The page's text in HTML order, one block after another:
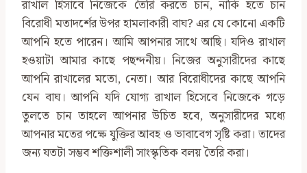
রাখাল হিসাবে নিজেকে তৈরি করতে চান, নাকি হতে চান
বিরোধী মতাদর্শের উপর হামলাকারী বাঘ? এর যে কোনো একটি
আপনি হতে পারেন। আমি আপনার সাথে আছি। যদিও রাখাল
হওয়াটা আমার কাছে পছন্দনীয়। নিজের অনুসারীদের কাছে
আপনি রাখালের মতো, নেতা। আর বিরোধীদের কাছে আপনি
যেন বাঘ। আপনি যদি যোগ‍্য রাখাল হিসেবে নিজেকে গড়ে
তুলতে চান তাহলে আপনার উচিত হবে, অনুসারীদের মধ্যে
আপনার মতের পক্ষে যুক্তির আবহ ও ভাবাবেগ সৃষ্টি করা। তাদের
জন্য যতটা সম্ভব শক্তিশালী সাংস্কৃতিক বলয় তৈরি করা।